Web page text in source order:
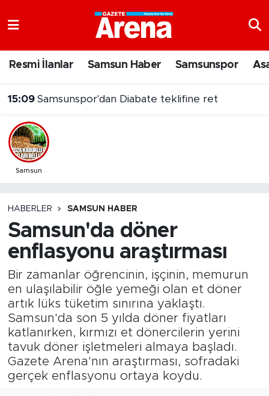
Resmi İlanlar Samsun Haber Samsunspor
15:09 Samsunspor'dan Diabate teklifine ret
Samsun
HABERLER SAMSUN HABER
Samsun'da döner
enflasyonu araştırması
Bir zamanlar öğrencinin, işçinin, memurun
en ulaşılabilir öğle yemeği olan et döner
artık lüks tüketim sınırına yaklaştı.
Samsun'da son 5 yılda döner fiyatları
katlanırken, kırmızı et dönercilerin yerini
tavuk döner işletmeleri almaya başladı.
Gazete Arena'nın araştırması, sofradaki
gerçek enflasyonu ortaya koydu.
Samsun Namaz Vakitleri
Trafik Durumu
Süper Lig Puan Durumu ve Fikstür
Son Dakika Haberleri
Haber Arşivi